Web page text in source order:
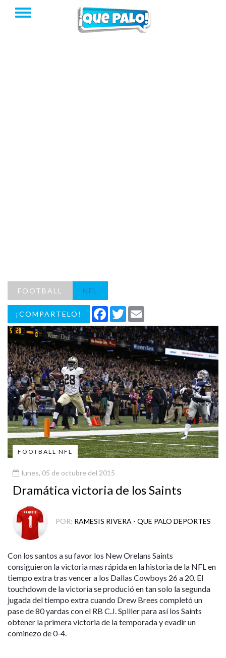
FOOTBALL NFL
¡COMPARTELO! Facebook
Twitter
FOOTBALL NFL
lunes, 05 de octubre del 2015
Dramática victoria de los Saints
POR: RAMESIS RIVERA - QUE PALO DEPORTES
Con los santos a su favor los New Orelans Saints
consiguieron la victoria mas rápida en la historia de la NFL en
tiempo extra tras vencer a los Dallas Cowboys 26 a 20. El
touchdown de la victoria se produció en tan solo la segunda
jugada del tiempo extra cuando Drew Brees completó un
pase de 80 yardas con el RB C.J. Spiller para así los Saints
obtener la primera victoria de la temporada y evadir un
cominezo de 0-4.